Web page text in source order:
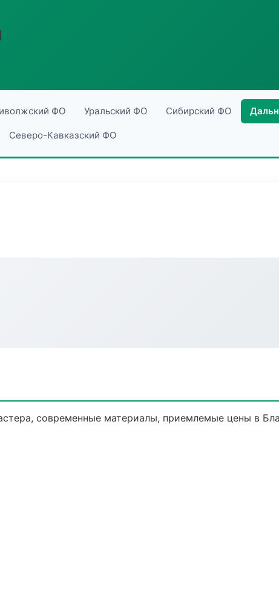
ФО Уральский ФО Сибирский ФО
Северо-Кавказский ФО
современные материалы, приемлемые цены в